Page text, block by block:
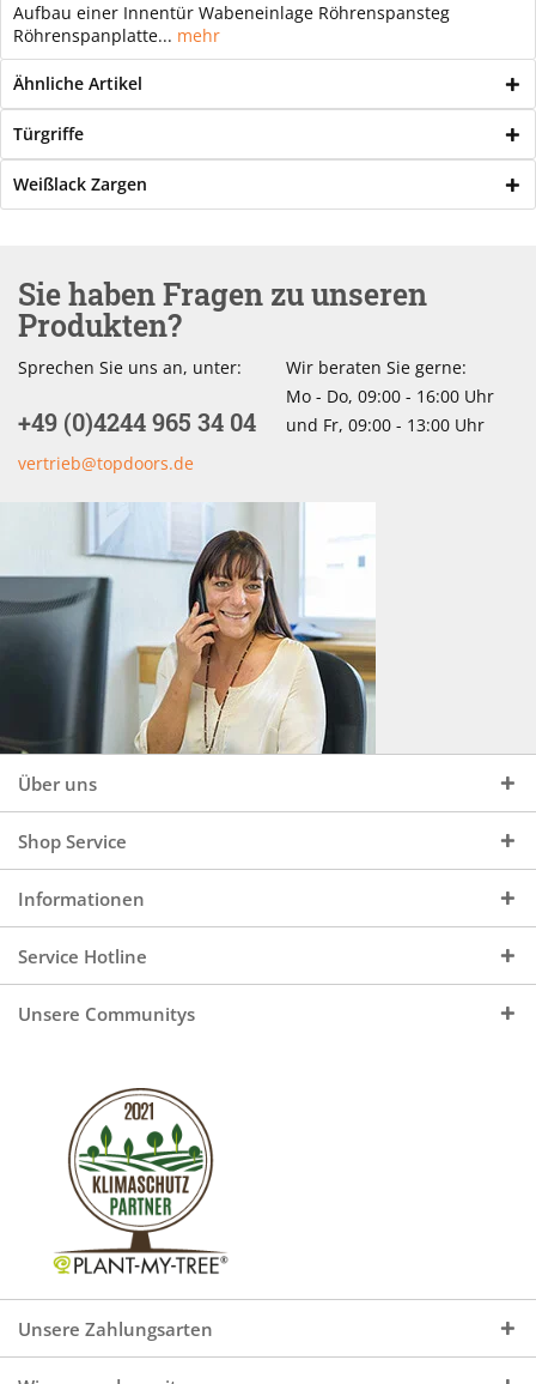
Aufbau einer Innentür Wabeneinlage Röhrenspansteg
Röhrenspanplatte... mehr
Ähnliche Artikel
Türgriffe
Weißlack Zargen
Sie haben Fragen zu unseren
Produkten?
Sprechen Sie uns an, unter:
+49 (0)4244 965 34 04
vertrieb@topdoors.de
Wir beraten Sie gerne:
Mo - Do, 09:00 - 16:00 Uhr
und Fr, 09:00 - 13:00 Uhr
Über uns
Shop Service
Informationen
Service Hotline
Unsere Communitys
Unsere Zahlungsarten